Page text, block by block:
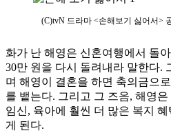
(C)tvN 드라마 <손해보기 싫어서>
화가 난 해영은 신혼여행에서 돌
30만 원을 다시 돌려내라 말한다.
며 해영이 결혼을 하면 축의금으
를 뱉는다. 그리고 그 즈음, 해영
임신, 육아에 훨씬 더 많은 복지
게 된다.